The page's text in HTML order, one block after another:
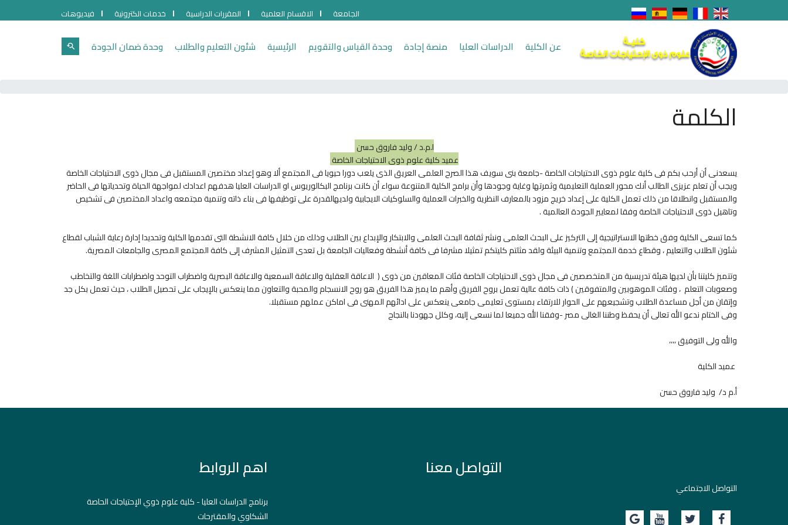
الجامعة الاقسام العلمية المقررات الدراسية خدمات الكترونية فيديوهات
عن الكلية الدراسات العليا منصة إجادة وحدة القياس والتقويم الرئيسية شئون التعليم والطلاب وحدة ضمان الجودة
الكلمة
ا.م.د / وليد فاروق حسن
عميد كلية علوم ذوي الاحتياجات الخاصة
يسعدنى أن أرحب بكم فى كلية علوم ذوى الاحتياجات الخاصة -جامعة بنى سويف هذا الصرح العلمى العريق الذى يلعب دورا حيويا فى المجتمع ألا وهو إعداد مختصين المستقبل فى مجال ذوى الاحتياجات الخاصة
ويجب أن تعلم عزيزى الطالب أنك محور العملية التعليمية وثمرتها وغاية وجودها وأن برامج الكلية المتنوعة سواء أن كانت برنامج البكالوريوس او الدراسات العليا هدفهم اعدادك لمواجهة الحياة وتحدياتها فى الحاضر
والمستقبل وانطلاقا من ذلك تعمل الكلية على إعداد خريج مزود بالمعارف النظرية والخبرات العملية والسلوكيات الايجابية ولديهالقدرة على توظيفها فى بناء ذاته وتنمية مجتمعه واعداد المختصين فى تشخيص
وتاهيل ذوى الاحتياجات الخاصة وفقا لمعايير الجودة العالمية .
كما تسعى الكلية وفق خطتها الاستراتيجية إلى التركيز على البحث العلمى ونشر ثقافة البحث العلمى والابتكار والإبداع بين الطلاب وذلك من خلال كافة الانشطة التى تقدمها الكلية وتحديدا إدارة رعاية الشباب لقطاع
شئون الطلاب والتعليم ، وقطاع خدمة المجتمع وتنمية البيئة ولقد مثلتم كليتكم تمثيلا مشرفا فى كافة أنشطة وفعاليات الجامعة بل تعدى التمثيل المشرف إلى كافة المجتمع المصرى والجامعات المصرية.
وتتميز كليتنا بأن لديها هيئة تدريسية من المتخصصين فى مجال ذوى الاحتياجات الخاصة فئات المعاقين من ذوى ( الاعاقة العقلية والاعاقة السمعية والاعاقة البصرية واضطراب التوحد واضطرابات اللغة والتخاطب
وصعوبات التعلم ، وفئات الموهوبين والمتفوقين ) ذات كافة عالية تعمل بروح الفريق وأهم ما يميز هذا الفريق هو روح الانسجام والمحبة والتعاون مما ينعكس بالإيجاب على تحصيل الطلاب ، حيث تعمل بكل جد
وإتقان من أجل مساعدة الطلاب وتشجيعهم على الحوار للارتقاء بمستوى تعليمى جامعى ينعكس على ادائهم المهنى فى اماكن عملهم مستقبلا.
وفى الختام ندعو الله تعالى أن يحفظ وطننا الغالى مصر -وفقنا الله جميعا لما نسعى إليه، وكلل جهودنا بالنجاح
والله ولى التوفيق ،،،،
عميد الكلية
أ.م د/ وليد فاروق حسن
التواصل الاجتماعي
التواصل معنا اهم الروابط
برنامج الدراسات العليا - كلية علوم ذوي الإحتياجات الحاصة
الشكاوي والمقترحات